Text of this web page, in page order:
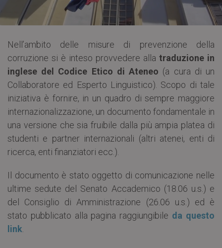
Nell’ambito delle misure di prevenzione della
corruzione si è inteso provvedere alla traduzione in
inglese del Codice Etico di Ateneo (a cura di un
Collaboratore ed Esperto Linguistico). Scopo di tale
iniziativa è fornire, in un quadro di sempre maggiore
internazionalizzazione, un documento fondamentale in
una versione che sia fruibile dalla più ampia platea di
studenti e partner internazionali (altri atenei, enti di
ricerca, enti finanziatori ecc.).
Il documento è stato oggetto di comunicazione nelle
ultime sedute del Senato Accademico (18.06 u.s.) e
del Consiglio di Amministrazione (26.06 u.s.) ed è
stato pubblicato alla pagina raggiungibile da questo
link